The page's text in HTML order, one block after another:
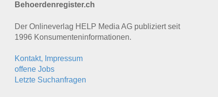
Behoerdenregister.ch
Der Onlineverlag HELP Media AG publiziert seit
1996 Konsumenten­informationen.
Kontakt, Impressum
offene Jobs
Letzte Suchanfragen